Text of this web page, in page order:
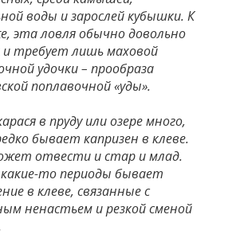
воды и зарослей кубышки. К
эта ловля обычно довольно
требует лишь маховой
удочки – прообраза
поплавочной «уды».
в пруду или озере много,
бывает капризен в клеве.
отвести и стар и млад.
то периоды бывает
в клеве, связанные с
ненастьем и резкой сменой